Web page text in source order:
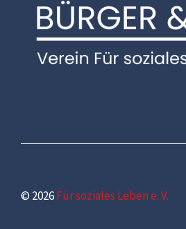
© 2026Für soziales Leben e. V.